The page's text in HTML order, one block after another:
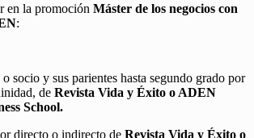
en la promoción Máster de los negocios con
:
socio y sus parientes hasta segundo grado por
de Revista Vida y Éxito o ADEN
School.
directo o indirecto de Revista Vida y Éxito o